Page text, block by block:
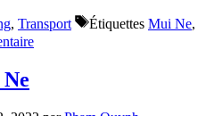
, Transport Étiquettes Mui Ne,